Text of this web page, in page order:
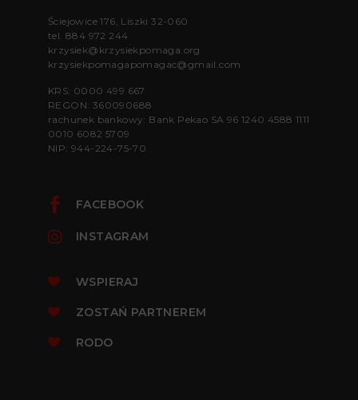
Ściejowice 176, Liszki 32-060
tel. 884 972 244
krzysiek@krzysiekpomaga.org
krzysiekpomagapomagac@gmail.com
KRS: 0000 499 667
REGON: 360090688
rachunek bankowy: Bank Pekao SA 96 1240 4588 1111
0010 6082 5709
NIP: 944-224-75-70
FACEBOOK
INSTAGRAM
WSPIERAJ
ZOSTAŃ PARTNEREM
RODO